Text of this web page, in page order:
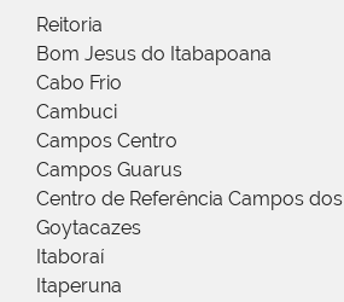
Reitoria
Bom Jesus do Itabapoana
Cabo Frio
Cambuci
Campos Centro
Campos Guarus
Centro de Referência Campos dos
Goytacazes
Itaboraí
Itaperuna